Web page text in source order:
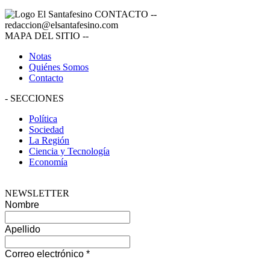
CONTACTO --
redaccion@elsantafesino.com
MAPA DEL SITIO --
Notas
Quiénes Somos
Contacto
- SECCIONES
Política
Sociedad
La Región
Ciencia y Tecnología
Economía
NEWSLETTER
Nombre
Apellido
Correo electrónico *